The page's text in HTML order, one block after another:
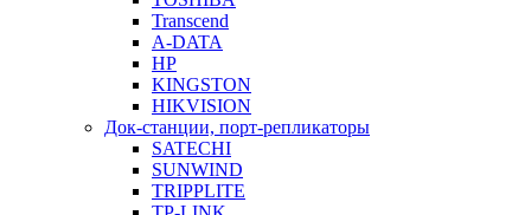
Transcend
A-DATA
HP
KINGSTON
HIKVISION
Док-станции, порт-репликаторы
SATECHI
SUNWIND
TRIPPLITE